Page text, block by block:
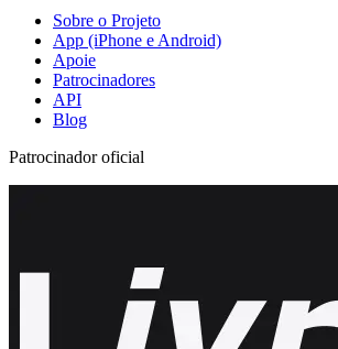
Sobre o Projeto
App (iPhone e Android)
Apoie
Patrocinadores
API
Blog
Patrocinador oficial